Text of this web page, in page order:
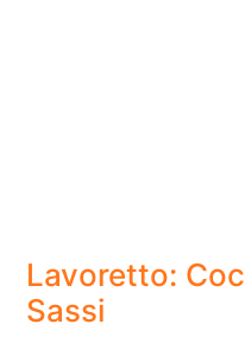
Lavoretto:
Sassi